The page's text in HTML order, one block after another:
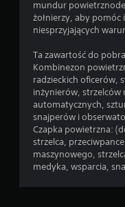
mundur
żołnierzy, aby pomóc
niesprzyjających
Ta zawartość do
Kombinezon
radzieckich oficerów,
inżynierów, strzelców
automatycznych,
snajperów i
Czapka powietrzna:
strzelca,
maszynowego,
medyka, wsparcia,